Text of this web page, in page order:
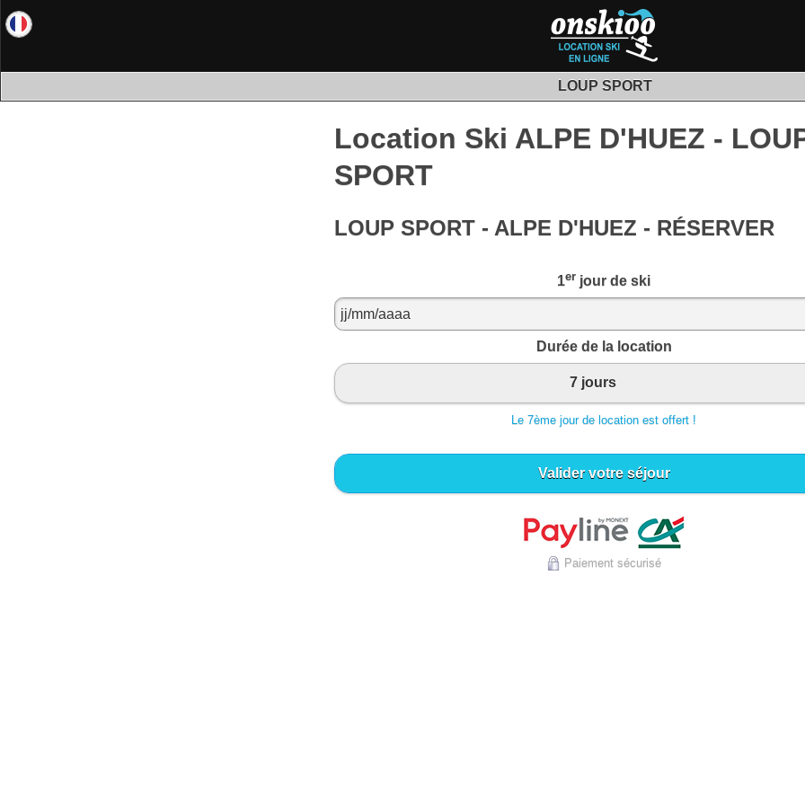
LOUP SPORT
Location Ski ALPE D'HUEZ -
SPORT
LOUP SPORT - ALPE D'HUEZ - RÉSERVER
1er jour de ski
Durée de la location
7 jours
Le 7ème jour de location est offert !
Valider votre séjour
Paiement sécurisé